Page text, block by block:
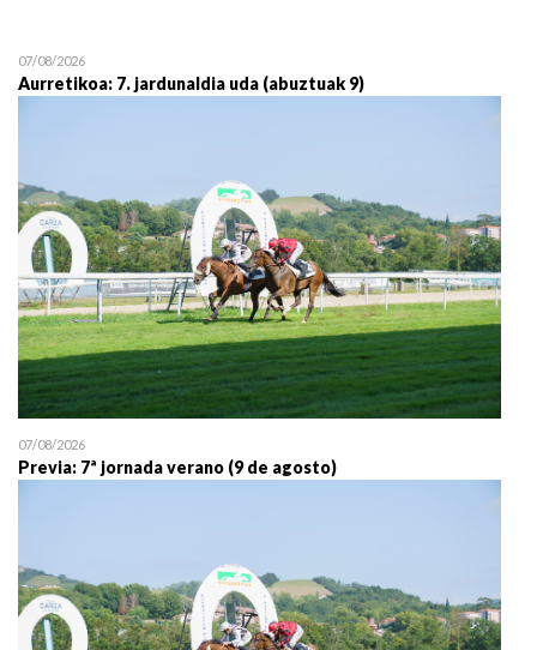
19/07 11:30 Uztailaren 19a / 19 de
07/08/2026
Aurretikoa: 7. jardunaldia uda (abuztuak 9)
07/08/2026
Previa: 7ª jornada verano (9 de agosto)